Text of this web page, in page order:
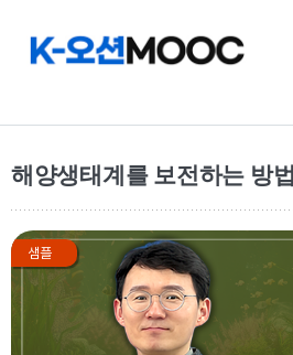
해양생태계를 보전하는 방법
샘플